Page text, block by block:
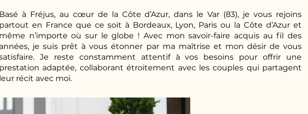
Basé à Fréjus, au cœur de la Côte d’Azur, dans le Var (83), je vous rejoins
partout en France que ce soit à Bordeaux, Lyon, Paris ou la Côte d’Azur et
même n’importe où sur le globe ! Avec mon savoir-faire acquis au fil des
années, je suis prêt à vous étonner par ma maîtrise et mon désir de vous
Je reste constamment attentif à vos besoins pour offrir une
prestation adaptée, collaborant étroitement avec les couples qui partagent
leur récit avec moi.